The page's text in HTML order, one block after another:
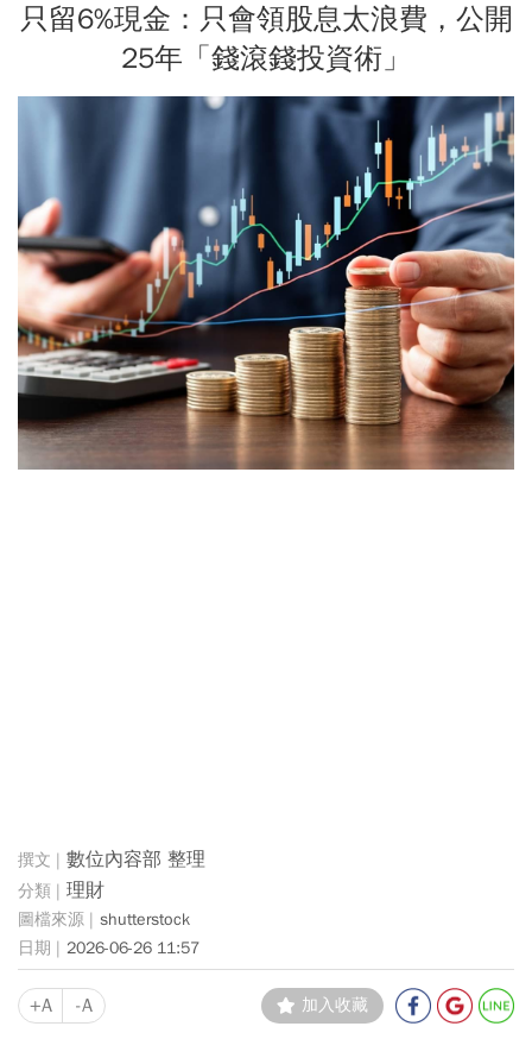
只留6%現金：只會領股息太浪費，公開
25年「錢滾錢投資術」
數位內容部 整理
理財
shutterstock
2026-06-26 11:57
+A -A 加入收藏